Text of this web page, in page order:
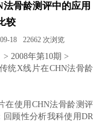
骨龄测评中的应用
较
18 22662 次浏览
> 2008年第10期 >
统X线片在CHN法骨龄
在使用 CHN法骨龄测评
顾性分析我科使用DR